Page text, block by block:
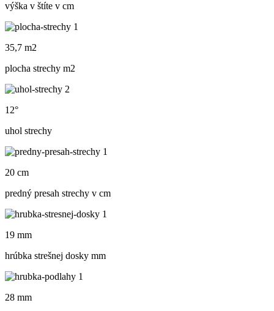
výška v štíte v cm
35,7 m2
plocha strechy m2
12°
uhol strechy
20 cm
predný presah strechy v cm
19 mm
hrúbka strešnej dosky mm
28 mm